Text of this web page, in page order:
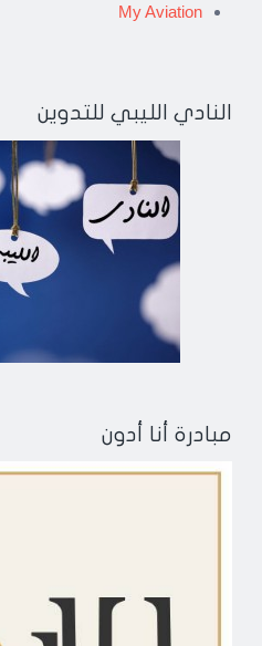
My Aviation
النادي الليبي للتدوين
مبادرة أنا أدون